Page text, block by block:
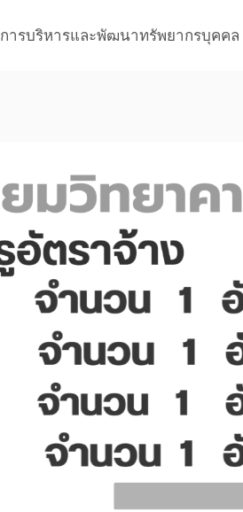
การบริหารและพัฒนาทรัพยากรบุคคล